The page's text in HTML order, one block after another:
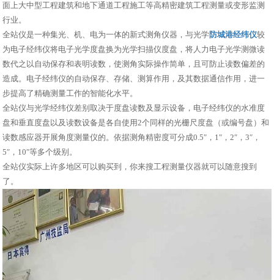
面上大中型工程建筑和地下通道工程施工等高精密建筑工程测量或变形监测
行业。
全站仪是一种集光、机、电为一体的新式测角仪器，与光学防城港经纬仪较
为电子经纬仪将电子光学度盘换为光学扫描仪度盘，将人力电子光学测微读
数代之以自动保存和表明读数，使测角实际操作简单，且可防止读数偏差的
造成。电子经纬仪的自动保存、存储、测算作用，及其数据通信作用，进一
步提高了精确测量工作的智能化水平。
全站仪与光学经纬仪差别取决于度盘读数及显示设备，电子经纬仪的水准度
盘和垂直度盘以及读数设备是各自使用2个同样的光栅尺度盘（或编号盘）和
读数感应器开展角度测量仪的。依据测角精密度可分成0.5″，1″，2″，3″，
5″，10″等多个级别。
全站仪实际上许多地区可以购买到，你来搜工程测量仪器就可以随意搜到
了。